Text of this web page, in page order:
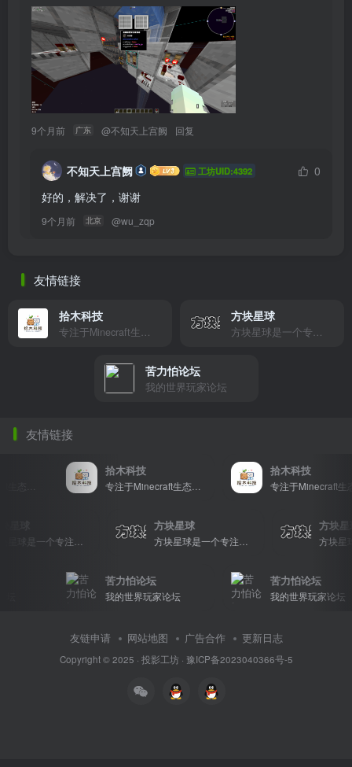
9个月前 广东 @不知天上宫阙 回复
不知天上宫阙 工坊UID:4392
0
好的，解决了，谢谢
9个月前 北京 @wu_zqp
友情链接
拾木科技
专注于Minecraft生态建设
方块星球
方块星球是一个专注于我的世界的中文论坛，提供丰富的资源分享、玩家交流和创意展示，包括地图、皮肤、数据包等内容，打造Minecraft玩家的专属社区乐园！
苦力怕论坛
我的世界玩家论坛
友情链接
拾木科技
专注于Minecraft生态建设
拾木科技
专注于Minecraft生态建设
方块星球 方
苦力怕论坛
我的世界玩家论坛
苦力怕论坛
我的世界玩家论坛
友链申请 网站地图 广告合作 更新日志
Copyright © 2025 · 投影工坊· 豫ICP备2023040366号-5